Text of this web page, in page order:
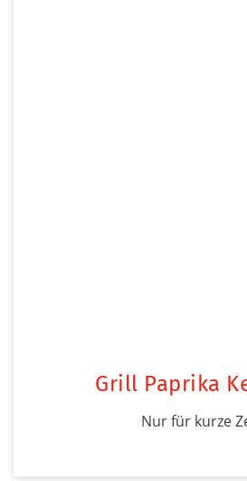
Grill Paprika
Nur für kurze